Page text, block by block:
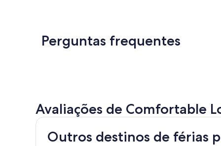
Perguntas frequentes
Avaliações de Comfortable
Outros destinos de férias